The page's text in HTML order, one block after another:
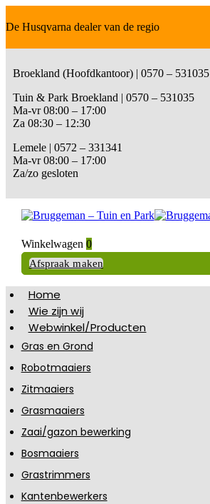
De Husqvarna dealer van de regio
Broekland (Hoofdkantoor) | 0570 – 531035
Tuin & Park Broekland | 0570 – 531035
Ma-vr 08:00 – 17:00
Za 08:30 – 12:30
Lemele | 0572 – 331341
Ma-vr 08:00 – 17:00
Za/zo gesloten
Winkelwagen 0
Afspraak maken
Home
Wie zijn wij
Webwinkel/Producten
Gras en Grond
Robotmaaiers
Zitmaaiers
Grasmaaiers
Zaai/gazon bewerking
Bosmaaiers
Grastrimmers
Kantenbewerkers